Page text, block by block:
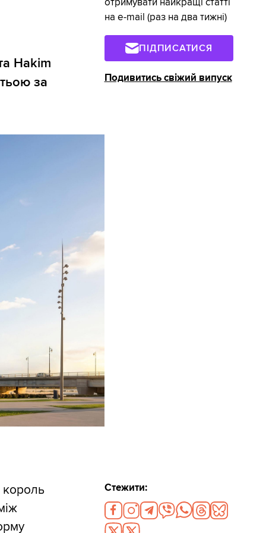
Hakim
за
король
отримувати найкращі статті
на e-mail (раз на два тижні)
ПІДПИСАТИСЯ
Подивитись свіжий випуск
Стежити: